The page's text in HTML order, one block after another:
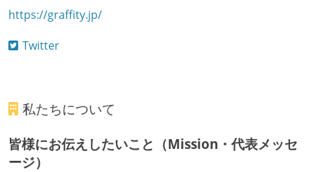
https://graffity.jp/
Twitter
私たちについて
皆様にお伝えしたいこと（Mission・代表メッセ
ージ）